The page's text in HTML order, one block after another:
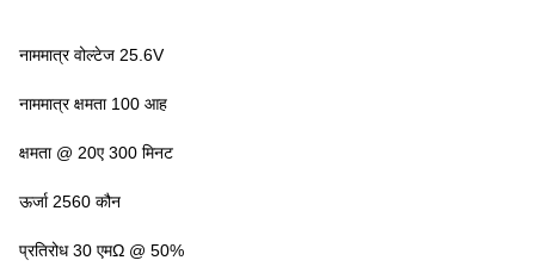
नाममात्र वोल्टेज 25.6V
नाममात्र क्षमता 100 आह
क्षमता @ 20ए 300 मिनट
ऊर्जा 2560 कौन
प्रतिरोध 30 एमΩ @ 50%